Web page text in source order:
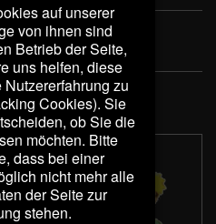
auf unserer
von ihnen sind
Betrieb der Seite,
uns helfen, diese
zu
Cookies). Sie
ob Sie die
möchten. Bitte
dass bei einer
nicht mehr alle
der Seite zur
stehen.